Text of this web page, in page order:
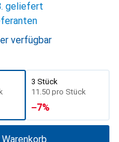
geliefert
verfügbar
3 Stück
CHF
11.50 pro Stück
−7%